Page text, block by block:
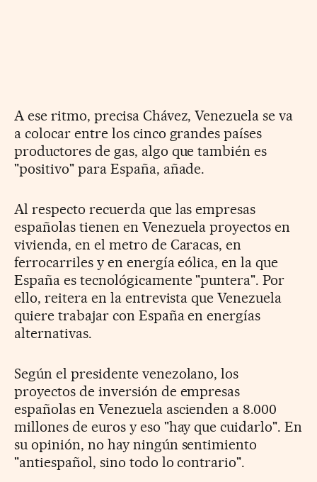
A ese ritmo, precisa Chávez, Venezuela se va
a colocar entre los cinco grandes países
productores de gas, algo que también es
"positivo" para España, añade.
Al respecto recuerda que las empresas
españolas tienen en Venezuela proyectos en
vivienda, en el metro de Caracas, en
ferrocarriles y en energía eólica, en la que
España es tecnológicamente "puntera". Por
ello, reitera en la entrevista que Venezuela
quiere trabajar con España en energías
alternativas.
Según el presidente venezolano, los
proyectos de inversión de empresas
españolas en Venezuela ascienden a 8.000
millones de euros y eso "hay que cuidarlo". En
su opinión, no hay ningún sentimiento
"antiespañol, sino todo lo contrario".